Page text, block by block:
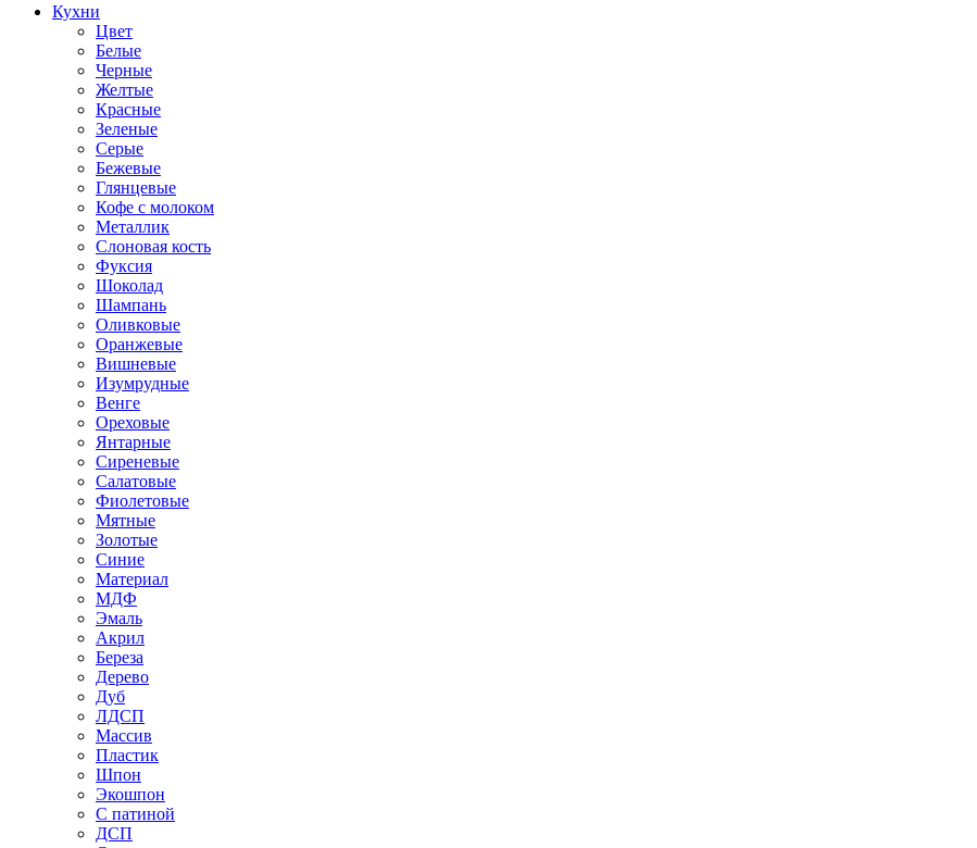
Кухни
Цвет
Белые
Черные
Желтые
Красные
Зеленые
Серые
Бежевые
Глянцевые
Кофе с молоком
Металлик
Слоновая кость
Фуксия
Шоколад
Шампань
Оливковые
Оранжевые
Вишневые
Изумрудные
Венге
Ореховые
Янтарные
Сиреневые
Салатовые
Фиолетовые
Мятные
Золотые
Синие
Материал
МДФ
Эмаль
Акрил
Береза
Дерево
Дуб
ЛДСП
Массив
Пластик
Шпон
Экошпон
С патиной
ДСП